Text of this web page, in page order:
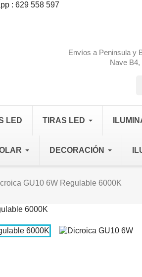
: 629 558 597
Envíos a Peninsula y
Nave B4,
LED TIRAS LED
DECORACIÓN
GU10 6W Regulable 6000K